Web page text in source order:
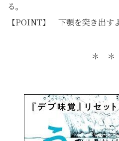
る。
【POINT】 下顎を突き出す
＊ ＊